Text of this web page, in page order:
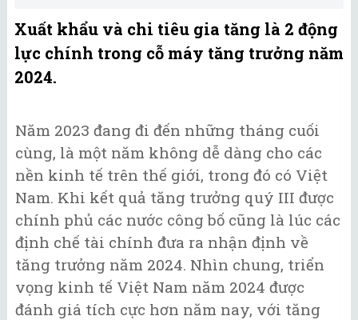
Xuất khẩu và chi tiêu gia tăng là 2 động
lực chính trong cỗ máy tăng trưởng năm
2024.
Năm 2023 đang đi đến những tháng cuối
cùng, là một năm không dễ dàng cho các
nền kinh tế trên thế giới, trong đó có Việt
Nam. Khi kết quả tăng trưởng quý III được
chính phủ các nước công bố cũng là lúc các
định chế tài chính đưa ra nhận định về
tăng trưởng năm 2024. Nhìn chung, triển
vọng kinh tế Việt Nam năm 2024 được
đánh giá tích cực hơn năm nay, với tăng